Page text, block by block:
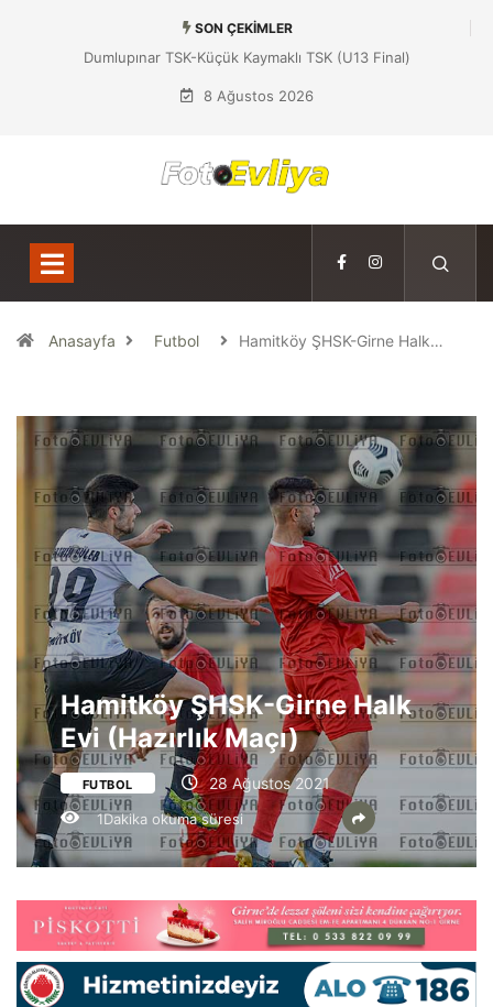
SON ÇEKIMLER
Dumlupınar TSK-Küçük Kaymaklı TSK (U13 Final)
8 Ağustos 2026
Anasayfa Futbol Hamitköy ŞHSK-Girne Halk…
Hamitköy ŞHSK-Girne Halk
Evi (Hazırlık Maçı)
FUTBOL 28 Ağustos 2021
1Dakika okuma süresi